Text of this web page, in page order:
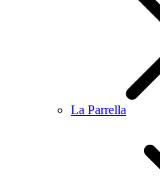
La Parrella